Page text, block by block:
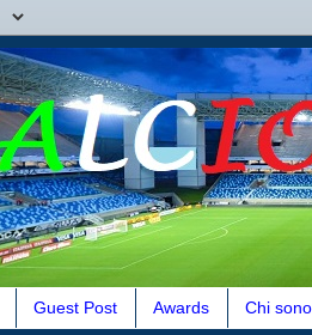
Guest Post Awards Chi sono